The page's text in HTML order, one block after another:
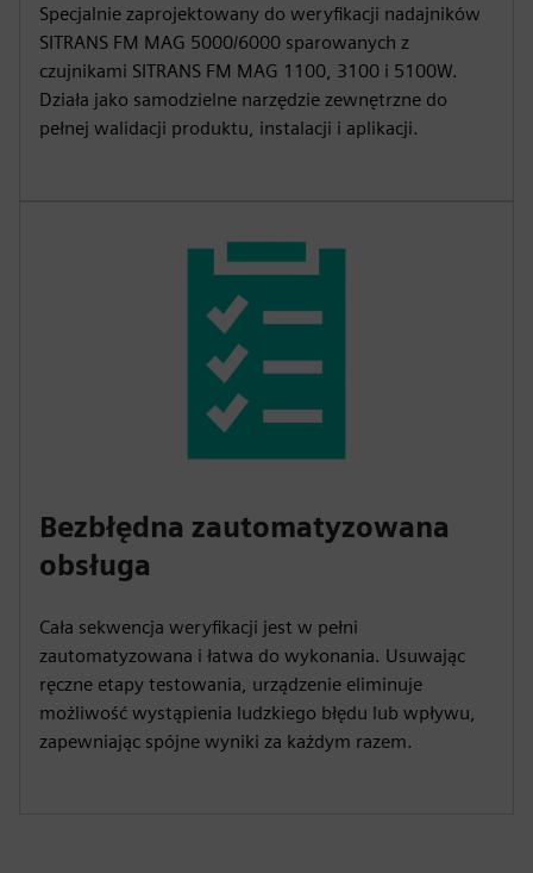
Specjalnie zaprojektowany do weryfikacji nadajników
SITRANS FM MAG 5000/6000 sparowanych z
czujnikami SITRANS FM MAG 1100, 3100 i 5100W.
Działa jako samodzielne narzędzie zewnętrzne do
pełnej walidacji produktu, instalacji i aplikacji.
Bezbłędna zautomatyzowana
obsługa
Cała sekwencja weryfikacji jest w pełni
zautomatyzowana i łatwa do wykonania. Usuwając
ręczne etapy testowania, urządzenie eliminuje
możliwość wystąpienia ludzkiego błędu lub wpływu,
zapewniając spójne wyniki za każdym razem.